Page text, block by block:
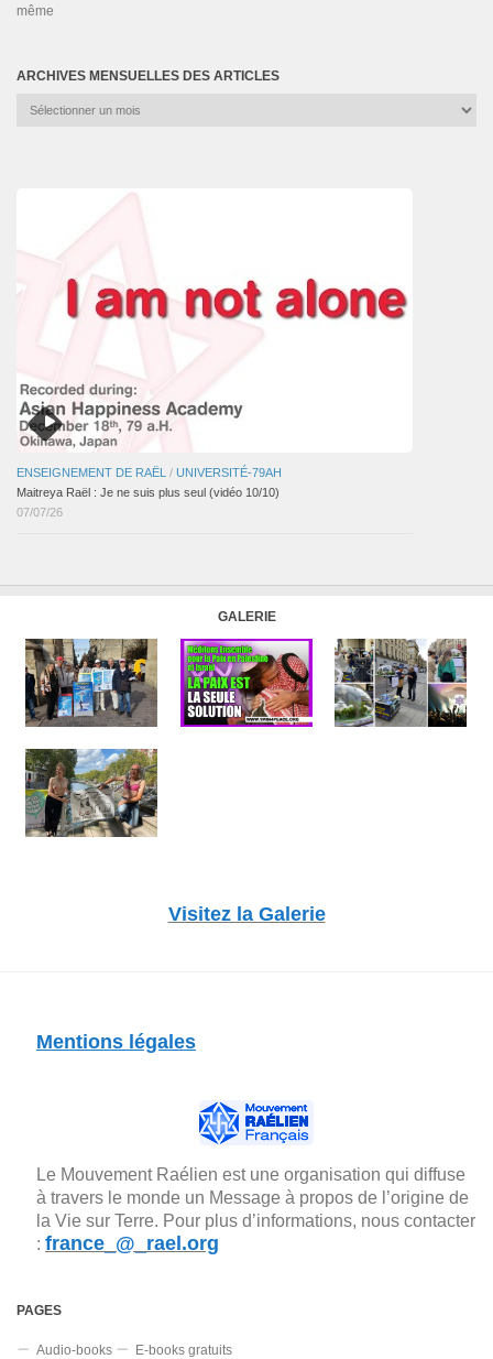
même
ARCHIVES MENSUELLES DES ARTICLES
Archives
ENSEIGNEMENT DE RAËL / UNIVERSITÉ-79AH
Maitreya Raël : Je ne suis plus seul (vidéo 10/10)
07/07/26
GALERIE
Visitez la Galerie
Mentions légales
Le Mouvement Raélien est une organisation qui diffuse
à travers le monde un Message à propos de l’origine de
la Vie sur Terre. Pour plus d’informations, nous contacter
: france_@_rael.org
PAGES
Audio-books E-books gratuits